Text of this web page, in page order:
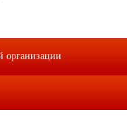
в дистанционном
поведении
организации